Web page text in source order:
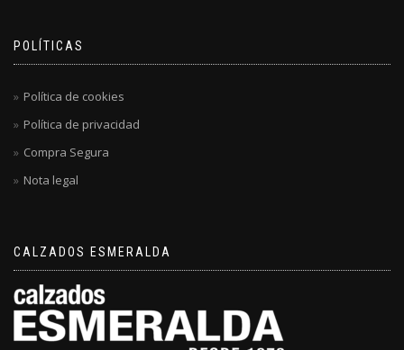
POLÍTICAS
Política de cookies
Política de privacidad
Compra Segura
Nota legal
CALZADOS ESMERALDA